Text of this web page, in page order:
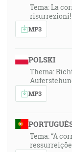
Tema: La
risurrezioni!
MP3
POLSKI
Thema:
MP3
Tema: “A